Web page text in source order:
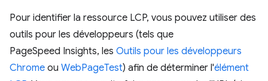
Pour identifier la ressource LCP, vous pouvez utiliser des
outils pour les développeurs (tels que
PageSpeed Insights, les Outils pour les développeurs
Chrome ou WebPageTest) afin de déterminer l'élément